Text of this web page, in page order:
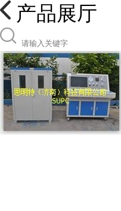
产品展厅